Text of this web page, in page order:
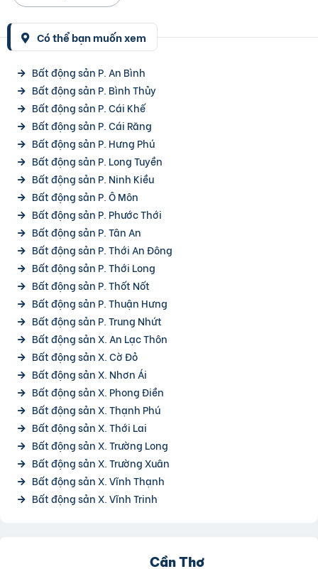
Có thể bạn muốn xem
Bất động sản P. An Bình
Bất động sản P. Bình Thủy
Bất động sản P. Cái Khế
Bất động sản P. Cái Răng
Bất động sản P. Hưng Phú
Bất động sản P. Long Tuyền
Bất động sản P. Ninh Kiều
Bất động sản P. Ô Môn
Bất động sản P. Phước Thới
Bất động sản P. Tân An
Bất động sản P. Thới An Đông
Bất động sản P. Thới Long
Bất động sản P. Thốt Nốt
Bất động sản P. Thuận Hưng
Bất động sản P. Trung Nhứt
Bất động sản X. An Lạc Thôn
Bất động sản X. Cờ Đỏ
Bất động sản X. Nhơn Ái
Bất động sản X. Phong Điền
Bất động sản X. Thạnh Phú
Bất động sản X. Thới Lai
Bất động sản X. Trường Long
Bất động sản X. Trường Xuân
Bất động sản X. Vĩnh Thạnh
Bất động sản X. Vĩnh Trinh
Cần Thơ